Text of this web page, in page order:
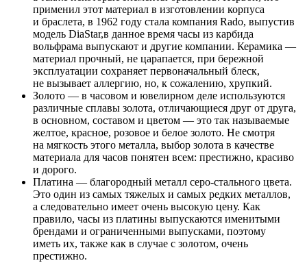
применил этот материал в изготовлении корпуса
и браслета, в 1962 году стала компания Rado, выпустив
модель DiaStar,в данное время часы из карбида
вольфрама выпускают и другие компании. Керамика —
материал прочный, не царапается, при бережной
эксплуатации сохраняет первоначальный блеск,
не вызывает аллергию, но, к сожалению, хрупкий.
Золото — в часовом и ювелирном деле используются
различные сплавы золота, отличающиеся друг от друга,
в основном, составом и цветом — это так называемые
желтое, красное, розовое и белое золото. Не смотря
на мягкость этого металла, выбор золота в качестве
материала для часов понятен всем: престижно, красиво
и дорого.
Платина — благородный металл серо-стального цвета.
Это один из самых тяжелых и самых редких металлов,
а следовательно имеет очень высокую цену. Как
правило, часы из платины выпускаются именитыми
брендами и ограниченными выпусками, поэтому
иметь их, также как в случае с золотом, очень
престижно.